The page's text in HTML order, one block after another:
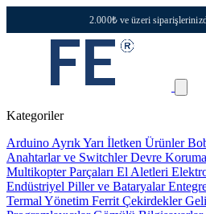
2.000₺ ve üzeri
Kategoriler
Arduino Ayrık Yarı İletken Ürünler
Anahtarlar ve SwitchlerDevre Koruma
Multikopter Parçaları El Aletleri
Endüstriyel Piller ve Bataryalar
Termal Yönetim Ferrit Çekirdekler